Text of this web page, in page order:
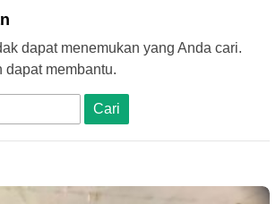
dapat menemukan yang Anda cari.
dapat membantu.